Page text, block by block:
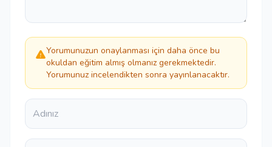
Yorumunuzun onaylanması için daha önce bu
okuldan eğitim almış olmanız gerekmektedir.
Yorumunuz incelendikten sonra yayınlanacaktır.